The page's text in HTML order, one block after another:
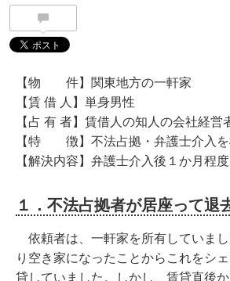
【物 件】関東地方の一軒家
【賃 借 人】単身男性
【占 有 者】賃借人の知人の会社経営
【特 徴】不法占拠・弁護士介入を
【解決内容】弁護士介入後１か月程
１．不法占拠者が居座って退
依頼者は、一軒家を所有していま
り空き家になったことからこれをシ
貸していました。しかし、賃貸直後